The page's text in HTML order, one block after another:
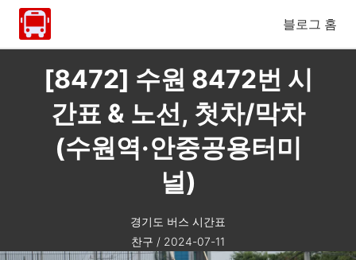
블로그 홈
[8472] 수원 8472번 시
간표 & 노선, 첫차/막차
(수원역·안중공용터미
널)
경기도 버스 시간표
찬구 / 2024-07-11